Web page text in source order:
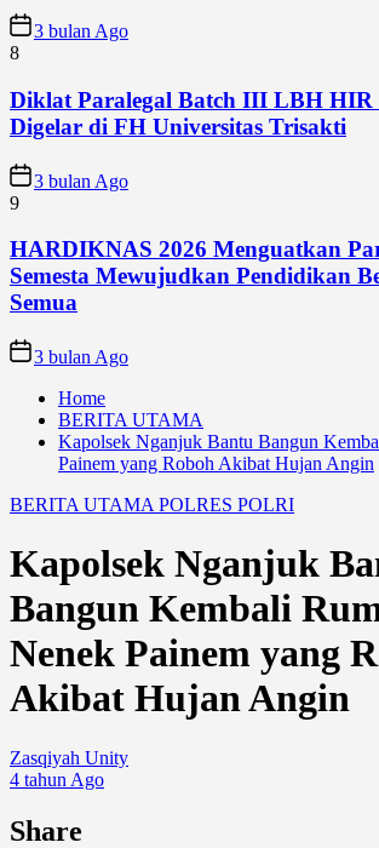
3 bulan Ago
8
Diklat Paralegal Batch III LBH HIR
Digelar di FH Universitas Trisakti
3 bulan Ago
9
HARDIKNAS 2026 Menguatkan
Semesta Mewujudkan Pendidikan
Semua
3 bulan Ago
Home
BERITA UTAMA
Kapolsek Nganjuk Bantu Bangun
Painem yang Roboh Akibat Hujan Angin
BERITA UTAMA POLRES POLRI
Kapolsek Nganjuk
Bangun Kembali
Nenek Painem yang
Akibat Hujan Angin
Zasqiyah Unity
4 tahun Ago
Share